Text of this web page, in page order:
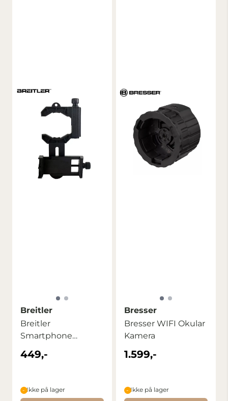
Breitler
Breitler
Smartphone
Adapter
449,-
Ikke på lager
Bresser
Bresser WIFI Okular
Kamera
1.599,-
Ikke på lager